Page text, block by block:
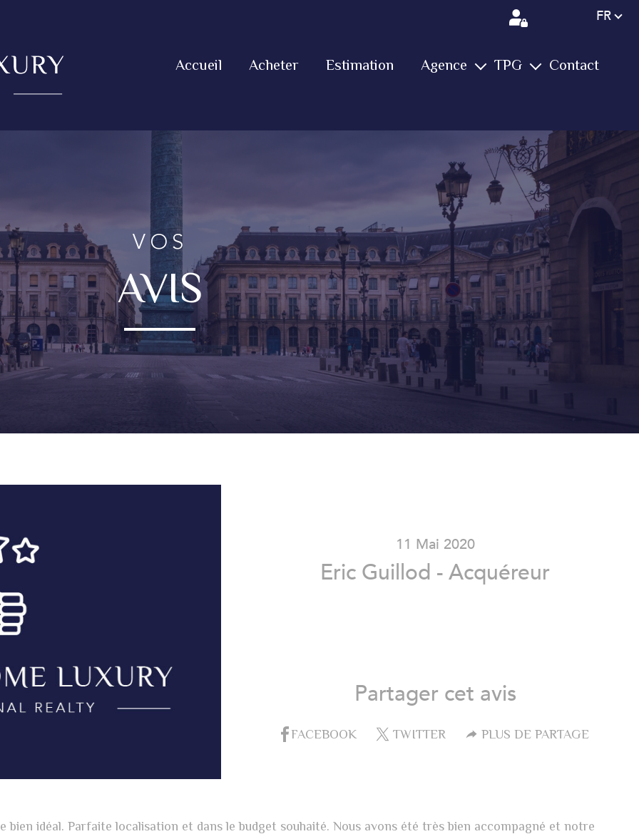
Langue
FR
Accueil Acheter Estimation Agence
Biens vendus
Actualités
Nous rejoindre
International
TPG
Vidéos
Conciergerie
Farm
Yachting
Contact
VOS
AVIS
11 Mai 2020
Eric Guillod - Acquéreur
Partager cet avis
FACEBOOK TWITTER PLUS DE PARTAGE
bien idéal. Parfaite localisation et dans le budget souhaité. Nous avons été très bien accompagné et notre